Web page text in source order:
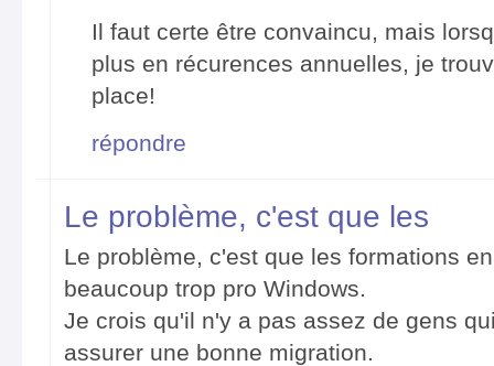
Il faut certe être convaincu, mais
plus en récurences annuelles, je
place!
répondre
Le problème, c'est que les
Le problème, c'est que les formations
beaucoup trop pro Windows.
Je crois qu'il n'y a pas assez de gens
assurer une bonne migration.